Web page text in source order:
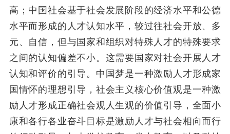
高；中国社会基于社会发展阶段的经济水平和公德
水平而形成的人才认知水平，较过往社会开放、多
元、自信，但与国家和组织对特殊人才的特殊要求
之间的认知偏差不小。这需要国家对社会开展人才
认知和评价的引导。中国梦是一种激励人才形成家
国情怀的理想引导，社会主义核心价值观是一种激
励人才形成正确社会观人生观的价值引导，全面小
康和各行各业奋斗目标是激励人才与社会相向而行